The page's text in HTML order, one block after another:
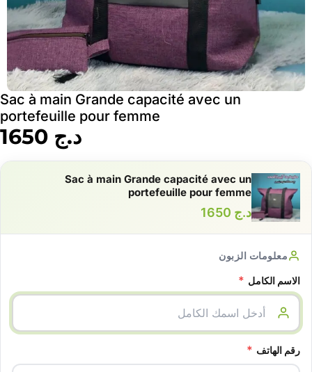
Sac à main Grande capacité avec un
portefeuille pour femme
د.ج
Sac à main Grande capacité avec un
portefeuille pour femme
د.ج
معلومات الزبون
الاسم الكامل *
رقم الهاتف *